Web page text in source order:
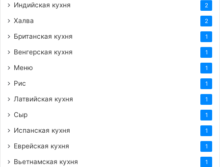
Индийская кухня 2
Халва 2
Британская кухня 1
Венгерская кухня 1
Меню 1
Рис 1
Латвийская кухня 1
Сыр 1
Испанская кухня 1
Еврейская кухня 1
Вьетнамская кухня 1